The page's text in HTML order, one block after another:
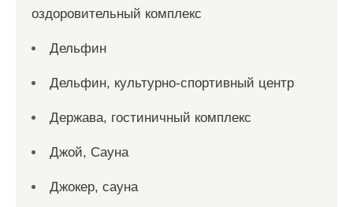
оздоровительный комплекс
Дельфин
Дельфин, культурно-спортивный центр
Держава, гостиничный комплекс
Джой, Сауна
Джокер, сауна